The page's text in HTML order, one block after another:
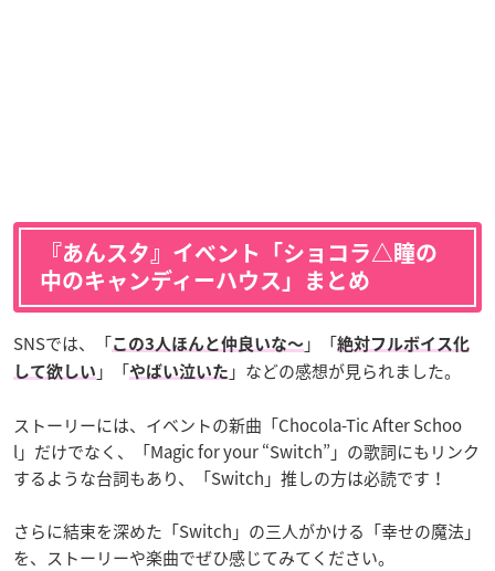
『あんスタ』イベント「ショコラ△瞳の
中のキャンディーハウス」まとめ
SNSでは、「この3人ほんと仲良いな〜 」「絶対フルボイス化
して欲しい 」「やばい泣いた 」などの感想が見られました。
ストーリーには、イベントの新曲「Chocola-Tic After Schoo
l」だけでなく、「Magic for your “Switch”」の歌詞にもリンク
するような台詞もあり、「Switch」推しの方は必読です！
さらに結束を深めた「Switch」の三人がかける「幸せの魔法」
を、ストーリーや楽曲でぜひ感じてみてください。